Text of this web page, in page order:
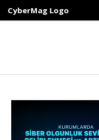
CyberMag Logo